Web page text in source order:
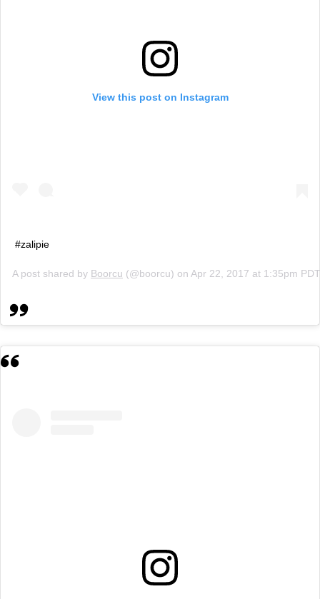
View this post on Instagram
#zalipie
A post shared by Boorcu (@boorcu) on Apr 22, 2017 at 1:35pm PDT